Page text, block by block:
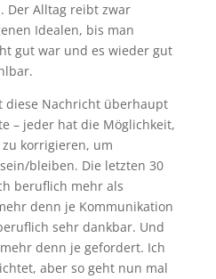
Der Alltag reibt zwar
Idealen, bis man
gut war und es wieder gut
diese Nachricht überhaupt
– jeder hat die Möglichkeit,
korrigieren, um
bleiben. Die letzten 30
beruflich mehr als
denn je Kommunikation
sehr dankbar. Und
denn je gefordert. Ich
aber so geht nun mal